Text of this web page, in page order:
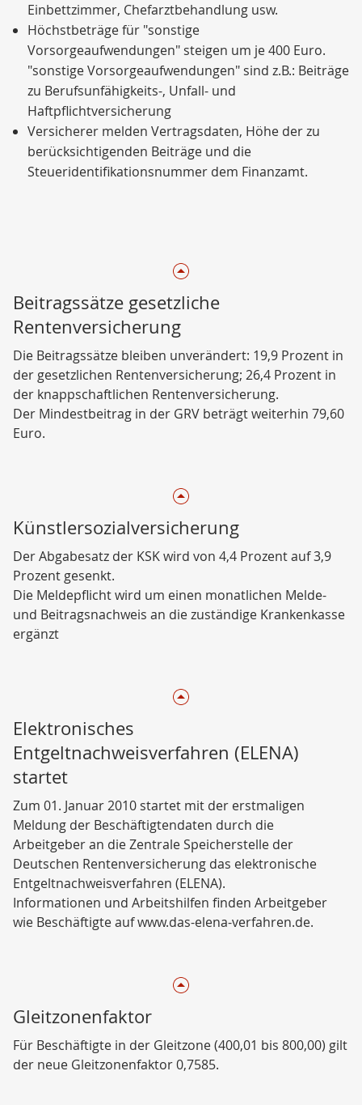
Einbettzimmer, Chefarztbehandlung usw.
Höchstbeträge für "sonstige
Vorsorgeaufwendungen" steigen um je 400 Euro.
"sonstige Vorsorgeaufwendungen" sind z.B.: Beiträge
zu Berufsunfähigkeits-, Unfall- und
Haftpflichtversicherung
Versicherer melden Vertragsdaten, Höhe der zu
berücksichtigenden Beiträge und die
Steueridentifikationsnummer dem Finanzamt.
Beitragssätze gesetzliche
Rentenversicherung
Die Beitragssätze bleiben unverändert: 19,9 Prozent in
der gesetzlichen Rentenversicherung; 26,4 Prozent in
der knappschaftlichen Rentenversicherung.
Der Mindestbeitrag in der GRV beträgt weiterhin 79,60
Euro.
Künstlersozialversicherung
Der Abgabesatz der KSK wird von 4,4 Prozent auf 3,9
Prozent gesenkt.
Die Meldepflicht wird um einen monatlichen Melde-
und Beitragsnachweis an die zuständige Krankenkasse
ergänzt
Elektronisches
Entgeltnachweisverfahren (ELENA)
startet
Zum 01. Januar 2010 startet mit der erstmaligen
Meldung der Beschäftigtendaten durch die
Arbeitgeber an die Zentrale Speicherstelle der
Deutschen Rentenversicherung das elektronische
Entgeltnachweisverfahren (ELENA).
Informationen und Arbeitshilfen finden Arbeitgeber
wie Beschäftigte auf www.das-elena-verfahren.de.
Gleitzonenfaktor
Für Beschäftigte in der Gleitzone (400,01 bis 800,00) gilt
der neue Gleitzonenfaktor 0,7585.